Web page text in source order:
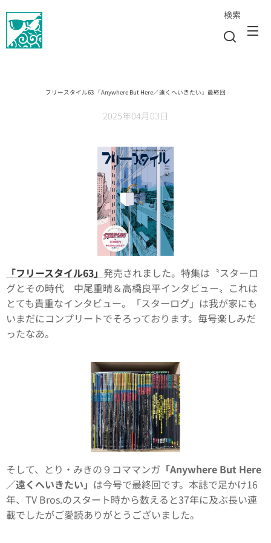
検索
フリースタイル63 「Anywhere But Here／遠くへいきたい」最終回
2025年04月03日
「フリースタイル63」 発売されました。特集は〝スターロ
グとその時代 中尾重晴＆高橋良平インタビュー〟これは
とても貴重なインタビュー。「スターログ」は我が家にも
いまだにコンプリートでそろっております。毎号楽しみだ
ったなあ。
そして、とり・みきの９コママンガ 「Anywhere But Here
／遠くへいきたい」 は今号で最終回です。本誌で足かけ16
年、TV Bros.のスタート時から数えると37年に及ぶ長い連
載でしたがご愛読ありがとうございました。